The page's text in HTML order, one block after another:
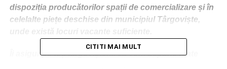
dispoziția producătorilor spații de comercializare și în
celelalte piețe deschise din municipiul Târgoviște,
Îi asigur pe toți târgoviștenii că vom depune toate
CITITI MAI MULT